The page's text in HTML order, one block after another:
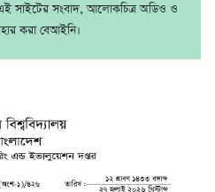
সাইটের সংবাদ, আলোকচিত্র অডিও ও
করা বেআইনি।